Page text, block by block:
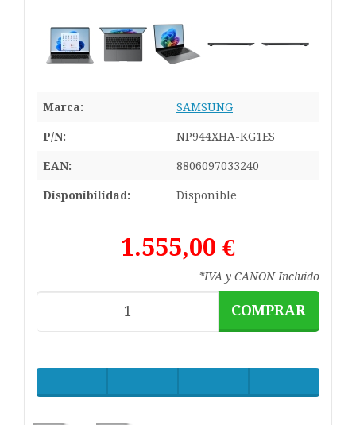
Marca: SAMSUNG
P/N: NP944XHA-KG1ES
EAN: 8806097033240
Disponibilidad: Disponible
1.555,00 €
*IVA y CANON Incluido
COMPRAR